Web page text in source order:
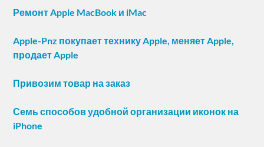
Ремонт Apple MacBook и iMac
Apple-Pnz покупает технику Apple, меняет Apple,
продает Apple
Привозим товар на заказ
Семь способов удобной организации иконок на
iPhone